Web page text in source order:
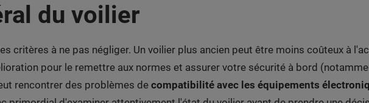
du voilier
critères à ne pas négliger. Un voilier plus ancien peut être moins coûteux à
pour le remettre aux normes et assurer votre sécurité à bord
rencontrer des problèmes de compatibilité avec les équipements